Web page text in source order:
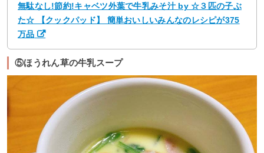
無駄なし!節約!キャベツ外葉で牛乳みそ汁 by ☆３匹の子ぶ
た☆ 【クックパッド】 簡単おいしいみんなのレシピが375
万品
⑤ほうれん草の牛乳スープ